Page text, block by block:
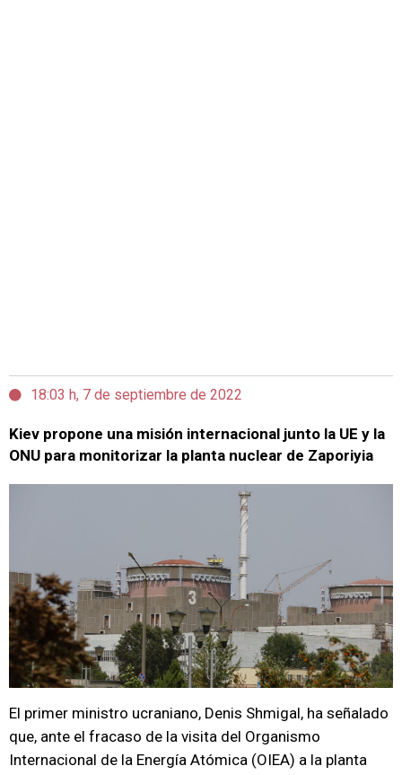
18:03 h, 7 de septiembre de 2022
Kiev propone una misión internacional junto la UE y la
ONU para monitorizar la planta nuclear de Zaporiyia
El primer ministro ucraniano, Denis Shmigal, ha señalado
que, ante el fracaso de la visita del Organismo
Internacional de la Energía Atómica (OIEA) a la planta